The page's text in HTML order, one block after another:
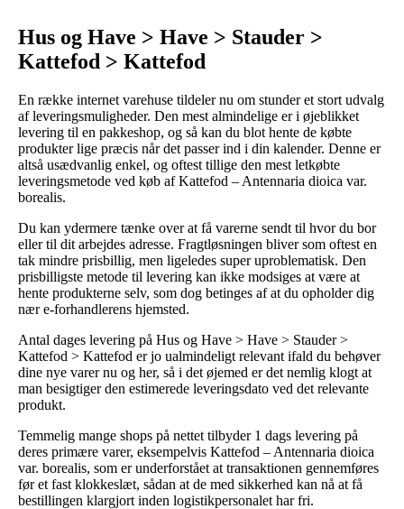
Hus og Have > Have > Stauder >
Kattefod > Kattefod
En række internet varehuse tildeler nu om stunder et stort udvalg
af leveringsmuligheder. Den mest almindelige er i øjeblikket
levering til en pakkeshop, og så kan du blot hente de købte
produkter lige præcis når det passer ind i din kalender. Denne er
altså usædvanlig enkel, og oftest tillige den mest letkøbte
leveringsmetode ved køb af Kattefod – Antennaria dioica var.
borealis.
Du kan ydermere tænke over at få varerne sendt til hvor du bor
eller til dit arbejdes adresse. Fragtløsningen bliver som oftest en
tak mindre prisbillig, men ligeledes super uproblematisk. Den
prisbilligste metode til levering kan ikke modsiges at være at
hente produkterne selv, som dog betinges af at du opholder dig
nær e-forhandlerens hjemsted.
Antal dages levering på Hus og Have > Have > Stauder >
Kattefod > Kattefod er jo ualmindeligt relevant ifald du behøver
dine nye varer nu og her, så i det øjemed er det nemlig klogt at
man besigtiger den estimerede leveringsdato ved det relevante
produkt.
Temmelig mange shops på nettet tilbyder 1 dags levering på
deres primære varer, eksempelvis Kattefod – Antennaria dioica
var. borealis, som er underforstået at transaktionen gennemføres
før et fast klokkeslæt, sådan at de med sikkerhed kan nå at få
bestillingen klargjort inden logistikpersonalet har fri.